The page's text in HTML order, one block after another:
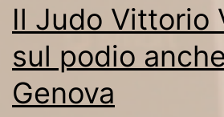
Il Judo Vittorio
sul podio
Genova